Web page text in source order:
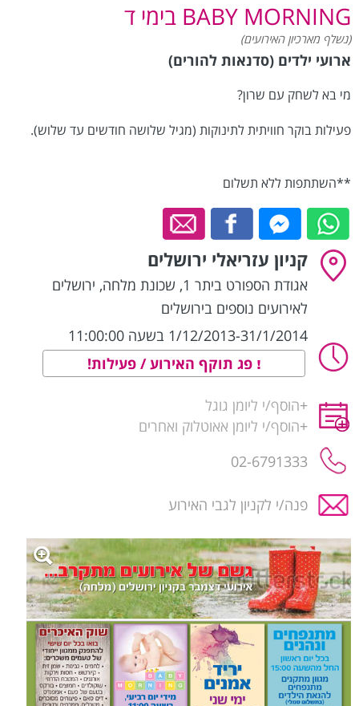
BABY MORNING בימי ד
(נשלף מארכיון האירועים)
ארועי ילדים (סדנאות להורים)
מי בא לשחק עם שרון?
פעילות בוקר חוויתית לתינוקות (מגיל שלושה חודשים עד שלוש).
**השתתפות ללא תשלום
קניון עזריאלי ירושלים
אגודת הספורט ביתר 1, שכונת מלחה , ירושלים
לאירועים נוספים בירושלים
1/12/2013-31/1/2014 בשעה 11:00:00
פג תוקף האירוע / פעילות!
+הוסף/י ליומן גוגל
+הוסף/י ליומן אאוטלוק ואחרים
02-6791333
פנה/י לקניון לגבי האירוע